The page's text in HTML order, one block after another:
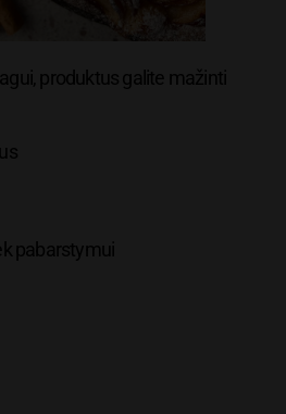
produktus galite mažinti
pabarstymui